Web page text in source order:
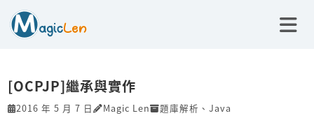
[OCPJP]繼承與實作
2016 年 5 月 7 日 Magic Len 題庫解析 、 Java